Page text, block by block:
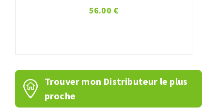
56.00 €
Trouver mon Distributeur le plus
proche